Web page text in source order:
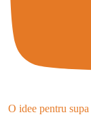
O idee pentru